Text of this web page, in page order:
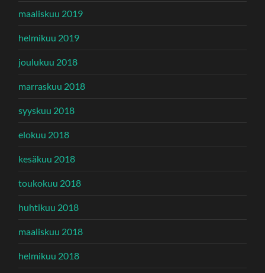
maaliskuu 2019
helmikuu 2019
joulukuu 2018
marraskuu 2018
syyskuu 2018
elokuu 2018
kesäkuu 2018
toukokuu 2018
huhtikuu 2018
maaliskuu 2018
helmikuu 2018